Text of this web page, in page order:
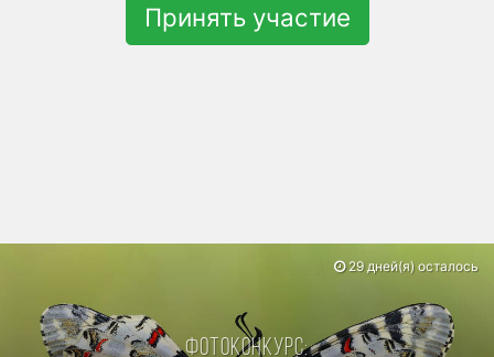
Принять участие
Фотоконкурс:
29 дней(я) осталось